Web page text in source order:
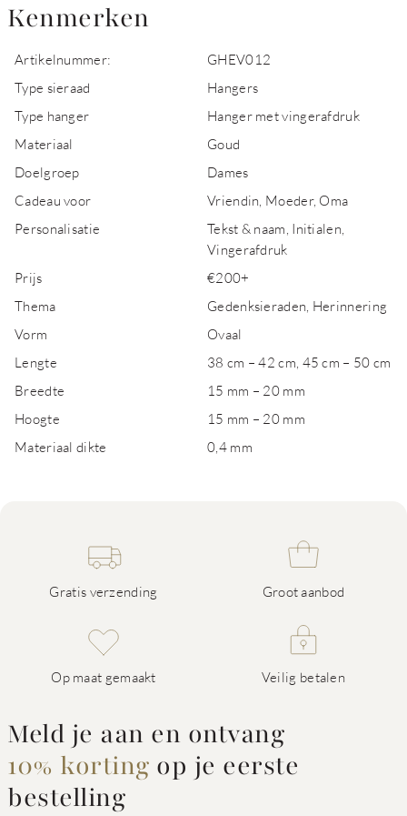
Kenmerken
Artikelnummer:
GHEV012
Type sieraad
Hangers
Type hanger
Hanger met vingerafdruk
Materiaal
Goud
Doelgroep
Dames
Cadeau voor
Vriendin, Moeder, Oma
Personalisatie
Tekst & naam, Initialen,
Vingerafdruk
Prijs
€200+
Thema
Gedenksieraden, Herinnering
Vorm
Ovaal
Lengte
38 cm – 42 cm, 45 cm – 50 cm
Breedte
15 mm – 20 mm
Hoogte
15 mm – 20 mm
Materiaal dikte
0,4 mm
Gratis verzending Groot aanbod
Op maat gemaakt Veilig betalen
Meld je aan en ontvang
10% korting op je eerste
bestelling